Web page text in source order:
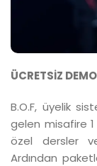
ÜCRETSİZ
B.O.F, üyelik
gelen misafire
özel dersler
Ardından